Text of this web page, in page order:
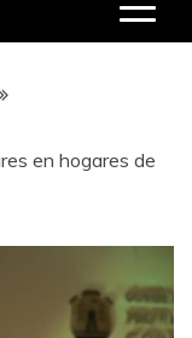
en hogares de